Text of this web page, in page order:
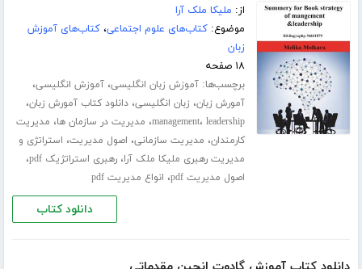
از: ملیکا ملک آرا
موضوع:کتاب‌های علوم اجتماعی،کتاب‌های آموزش
زبان
۱۸ صفحه
برچسب‌ها:آموزش زبان انگلیسی،آموزش انگلیسی،
آمورش زبان، زبان انگلیسی،دانلود کتاب آمورش زبان،
management، leadership ، مدیریت در سازمان ها، مدیریت
کارمندان، مدیریت سازمانی، اصول مدیریت، استراتژی و
مدیریت رهبری ملیکا ملک آرا،رهبری استراتژیک pdf ،
اصول مدیریت pdf ، انواع مدیریت pdf
دانلود کتاب